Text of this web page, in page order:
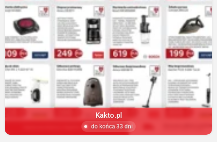
Kakto.pl
do końca 33 dni